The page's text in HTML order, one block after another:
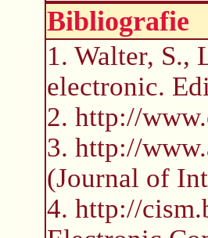
Bibliografie
1. Walter, S.,
electronic.
2. http://
3. http://
(Journal of
4. http://